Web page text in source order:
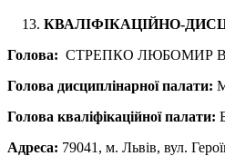
КВАЛІФІКАЦІЙНО-
Голова: СТРЕПКО ЛЮБОМИР
Голова дисциплінарної палати:
Голова кваліфікаційної палати:
Адреса: 79041, м. Львів, вул.